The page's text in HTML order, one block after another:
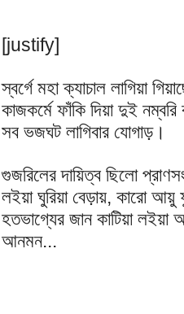
[justify]
স্বর্গে মহা ক্যাচাল লাগিয়া
কাজকর্মে ফাঁকি দিয়া দুই
সব ভজঘট লাগিবার যোগাড়।
গুজরিলের দায়িত্ব ছিলো
লইয়া ঘুরিয়া বেড়ায়, কারো আয়ু
হতভাগ্যের জান কাটিয়া লইয়া
আনমন...